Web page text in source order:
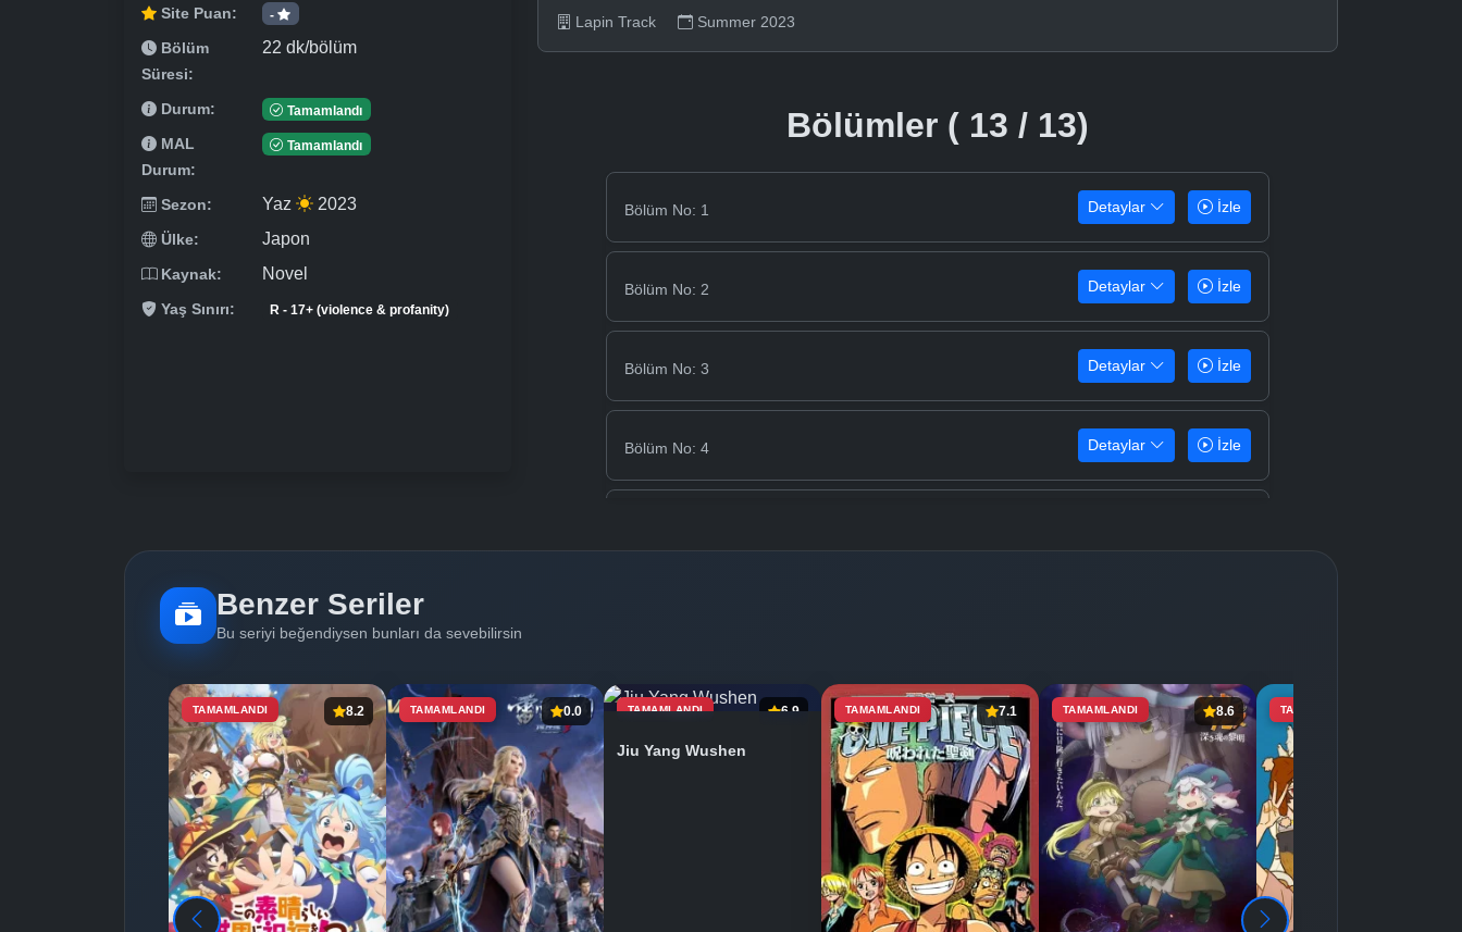
Site Puan: -
Bölüm
Süresi:
22 dk/bölüm
Durum: Tamamlandı
MAL
Durum:
Tamamlandı
Sezon: Yaz 2023
Ülke: Japon
Kaynak: Novel
Yaş Sınırı: R - 17+ (violence & profanity)
Lapin Track Summer 2023
Bölümler ( 13 / 13)
Bölüm No: 1 Detaylar İzle
Bölüm No: 2 Detaylar İzle
Bölüm No: 3 Detaylar İzle
Bölüm No: 4 Detaylar İzle
Detaylar İzle
Detaylar İzle
Detaylar İzle
Detaylar
Benzer Seriler
Bu seriyi beğendiysen bunları da sevebilirsin
TAMAMLANDI 8.2 TAMAMLANDI 0.0 TAMAMLANDI 6.9
Jiu Yang Wushen
TAMAMLANDI 7.1 TAMAMLANDI 8.6 TAMAMLANDI